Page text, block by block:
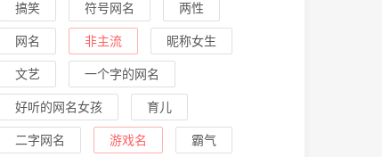
搞笑 符号网名 两性
网名 非主流 昵称女生
文艺 一个字的网名
好听的网名女孩 育儿
二字网名 游戏名 霸气